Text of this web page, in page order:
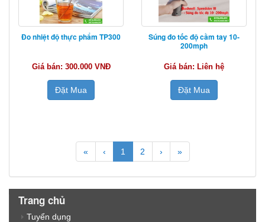
Đo nhiệt độ thực phẩm TP300
Giá bán: 300.000 VNĐ
Đặt Mua
Súng đo tốc độ cầm tay 10-
200mph
Giá bán: Liên hệ
Đặt Mua
« ‹ 1 2 › »
Trang chủ
Tuyển dụng